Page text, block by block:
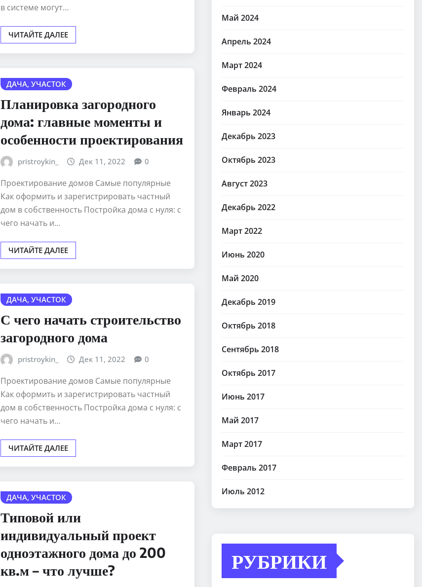
в системе могут…
ЧИТАЙТЕ ДАЛЕЕ
ДАЧА, УЧАСТОК
Планировка загородного
дома: главные моменты и
особенности проектирования
pristroykin_ Дек 11, 2022 0
Проектирование домов Самые популярные
Как оформить и зарегистрировать частный
дом в собственность Постройка дома с нуля: с
чего начать и…
ЧИТАЙТЕ ДАЛЕЕ
ДАЧА, УЧАСТОК
С чего начать строительство
загородного дома
pristroykin_ Дек 11, 2022 0
Проектирование домов Самые популярные
Как оформить и зарегистрировать частный
дом в собственность Постройка дома с нуля: с
чего начать и…
ЧИТАЙТЕ ДАЛЕЕ
ДАЧА, УЧАСТОК
Типовой или
индивидуальный проект
одноэтажного дома до 200
кв.м – что лучше?
Май 2024
Апрель 2024
Март 2024
Февраль 2024
Январь 2024
Декабрь 2023
Октябрь 2023
Август 2023
Декабрь 2022
Март 2022
Июнь 2020
Май 2020
Декабрь 2019
Октябрь 2018
Сентябрь 2018
Октябрь 2017
Июнь 2017
Май 2017
Март 2017
Февраль 2017
Июль 2012
РУБРИКИ